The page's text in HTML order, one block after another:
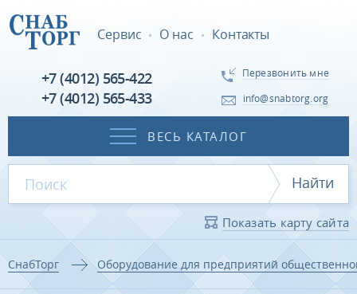
Сервис О нас Контакты
+7 (4012) 565-422
+7 (4012) 565-433
Перезвонить мне
info@snabtorg.org
ВЕСЬ КАТАЛОГ
Найти
Показать карту сайта
СнабТорг Оборудование для предприятий